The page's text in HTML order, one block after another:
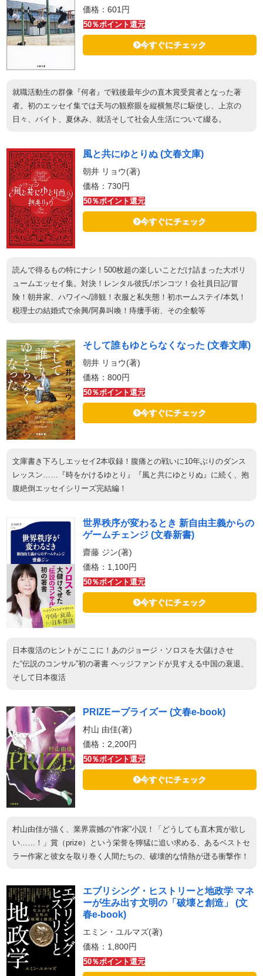
価格：601円
50％ポイント還元
今すぐにチェック
就職活動生の群像『何者』で戦後最年少の直木賞受賞者となった著
者。初のエッセイ集では天与の観察眼を縦横無尽に駆使し、上京の
日々、バイト、夏休み、就活そして社会人生活について綴る。
風と共にゆとりぬ (文春文庫)
朝井 リョウ(著)
価格：730円
50％ポイント還元
今すぐにチェック
読んで得るもの特にナシ！500枚超の楽しいことだけ詰まった大ボリ
ュームエッセイ集。対決！レンタル彼氏/ポンコツ！会社員日記/冒
険！朝井家、ハワイへ/諦観！衣服と私失態！初ホームステイ/本気！
税理士の結婚式で余興/阿鼻叫喚！痔瘻手術、その全貌等
そして誰もゆとらなくなった (文春文庫)
朝井 リョウ(著)
価格：800円
50％ポイント還元
今すぐにチェック
文庫書き下ろしエッセイ2本収録！腹痛との戦いに10年ぶりのダンス
レッスン……『時をかけるゆとり』『風と共にゆとりぬ』に続く、抱
腹絶倒エッセイシリーズ完結編！
世界秩序が変わるとき 新自由主義からの
ゲームチェンジ (文春新書)
齋藤 ジン(著)
価格：1,100円
50％ポイント還元
今すぐにチェック
日本復活のヒントがここに！あのジョージ・ソロスを大儲けさせ
た“伝説のコンサル”初の著書 ヘッジファンドが見すえる中国の衰退、
そして日本復活
PRIZEープライズー (文春e-book)
村山 由佳(著)
価格：2,200円
50％ポイント還元
今すぐにチェック
村山由佳が描く、業界震撼の“作家”小説！「どうしても直木賞が欲し
い……！」賞（prize）という栄誉を獰猛に追い求める、あるベストセ
ラー作家と彼女を取り巻く人間たちの、破壊的な情熱が迸る衝撃作！
エブリシング・ヒストリーと地政学 マネ
ーが生み出す文明の「破壊と創造」 (文
春e-book)
エミン・ユルマズ(著)
価格：1,800円
50％ポイント還元